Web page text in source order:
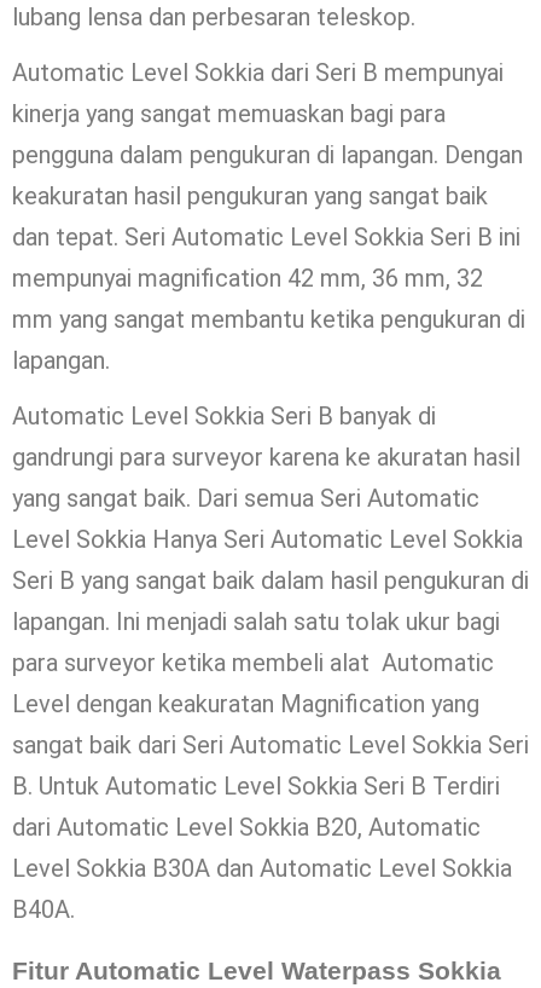
lubang lensa dan perbesaran teleskop.
Automatic Level Sokkia dari Seri B mempunyai
kinerja yang sangat memuaskan bagi para
pengguna dalam pengukuran di lapangan. Dengan
keakuratan hasil pengukuran yang sangat baik
dan tepat. Seri Automatic Level Sokkia Seri B ini
mempunyai magnification 42 mm, 36 mm, 32
mm yang sangat membantu ketika pengukuran di
lapangan.
Automatic Level Sokkia Seri B banyak di
gandrungi para surveyor karena ke akuratan hasil
yang sangat baik. Dari semua Seri Automatic
Level Sokkia Hanya Seri Automatic Level Sokkia
Seri B yang sangat baik dalam hasil pengukuran di
lapangan. Ini menjadi salah satu tolak ukur bagi
para surveyor ketika membeli alat Automatic
Level dengan keakuratan Magnification yang
sangat baik dari Seri Automatic Level Sokkia Seri
B. Untuk Automatic Level Sokkia Seri B Terdiri
dari Automatic Level Sokkia B20, Automatic
Level Sokkia B30A dan Automatic Level Sokkia
B40A.
Fitur Automatic Level Waterpass Sokkia